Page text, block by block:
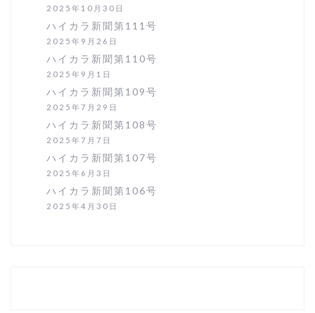
2025年10月30日
ハイカラ新聞第111号
2025年9月26日
ハイカラ新聞第110号
2025年9月1日
ハイカラ新聞第109号
2025年7月29日
ハイカラ新聞第108号
2025年7月7日
ハイカラ新聞第107号
2025年6月3日
ハイカラ新聞第106号
2025年4月30日